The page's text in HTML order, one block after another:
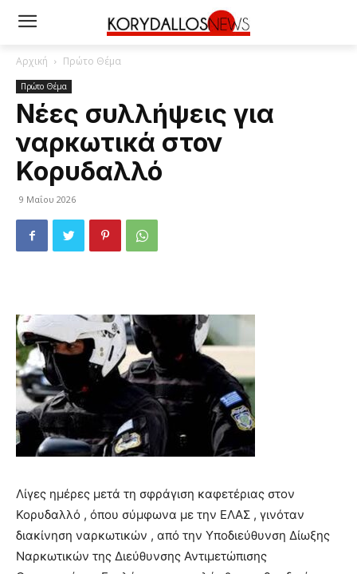
Αρχική Πρώτο Θέμα
Πρώτο Θέμα
Νέες συλλήψεις για
ναρκωτικά στον
Κορυδαλλό
9 Μαΐου 2026
Λίγες ημέρες μετά τη σφράγιση καφετέριας στον
Κορυδαλλό , όπου σύμφωνα με την ΕΛΑΣ , γινόταν
διακίνηση ναρκωτικών , από την Υποδιεύθυνση Δίωξης
Ναρκωτικών της Διεύθυνσης Αντιμετώπισης